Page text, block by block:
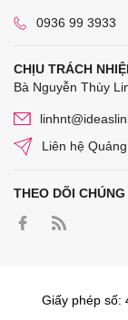
0936 99 3933
CHỊU TRÁCH
Bà Nguyễn Thùy
Liên hệ
THEO DÕI CHÚNG
Giấy phép số: